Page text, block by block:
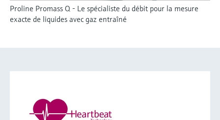
Proline Promass Q - Le spécialiste du débit pour la mesure
exacte de liquides avec gaz entraîné